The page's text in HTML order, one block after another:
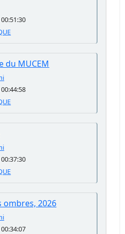
du MUCEM
ombres, 2026